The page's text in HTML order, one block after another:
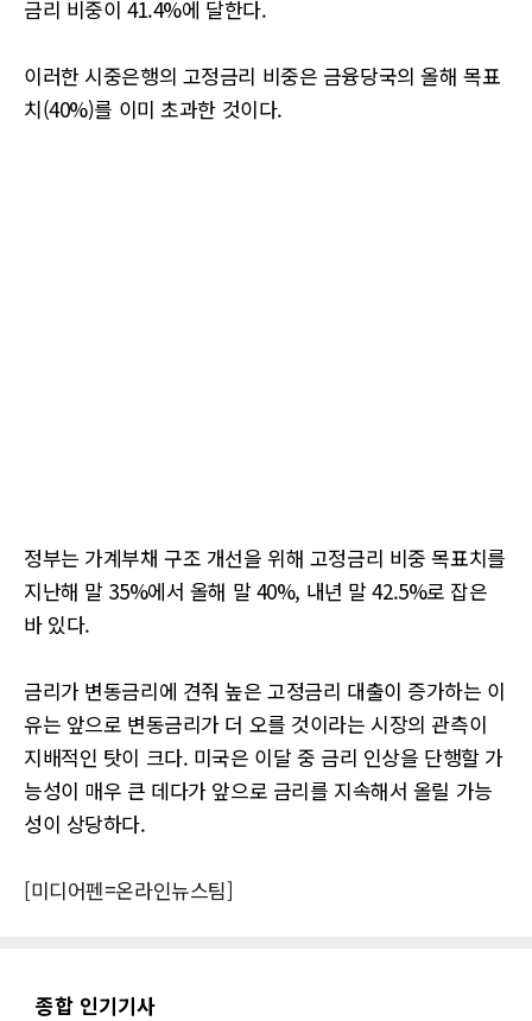
금리 비중이 41.4%에 달한다.
이러한 시중은행의 고정금리 비중은 금융당국의 올해 목표
치(40%)를 이미 초과한 것이다.
정부는 가계부채 구조 개선을 위해 고정금리 비중 목표치를
지난해 말 35%에서 올해 말 40%, 내년 말 42.5%로 잡은
바 있다.
금리가 변동금리에 견줘 높은 고정금리 대출이 증가하는 이
유는 앞으로 변동금리가 더 오를 것이라는 시장의 관측이
지배적인 탓이 크다. 미국은 이달 중 금리 인상을 단행할 가
능성이 매우 큰 데다가 앞으로 금리를 지속해서 올릴 가능
성이 상당하다.
[미디어펜=온라인뉴스팀]
종합 인기기사